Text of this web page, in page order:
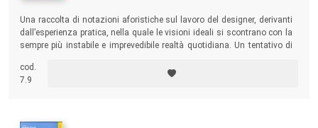
Una raccolta di notazioni aforistiche sul lavoro del designer, derivanti
dall’esperienza pratica, nella quale le visioni ideali si scontrano con la
sempre più instabile e imprevedibile realtà quotidiana. Un tentativo di
generazioni a una rifondazione scientifica e olistica della disciplina.
cod.
7.9